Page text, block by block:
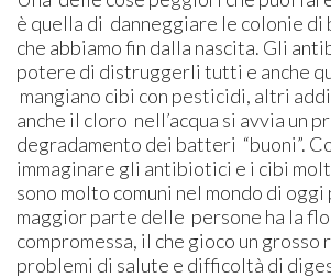
è quella di danneggiare le colonie di
che abbiamo fin dalla nascita. Gli
potere di distruggerli tutti e anche
mangiano cibi con pesticidi, altri
anche il cloro nell’acqua si avvia un
degradamento dei batteri “buoni”.
immaginare gli antibiotici e i cibi
sono molto comuni nel mondo di oggi
maggior parte delle persone ha la
compromessa, il che gioco un
problemi di salute e difficoltà di